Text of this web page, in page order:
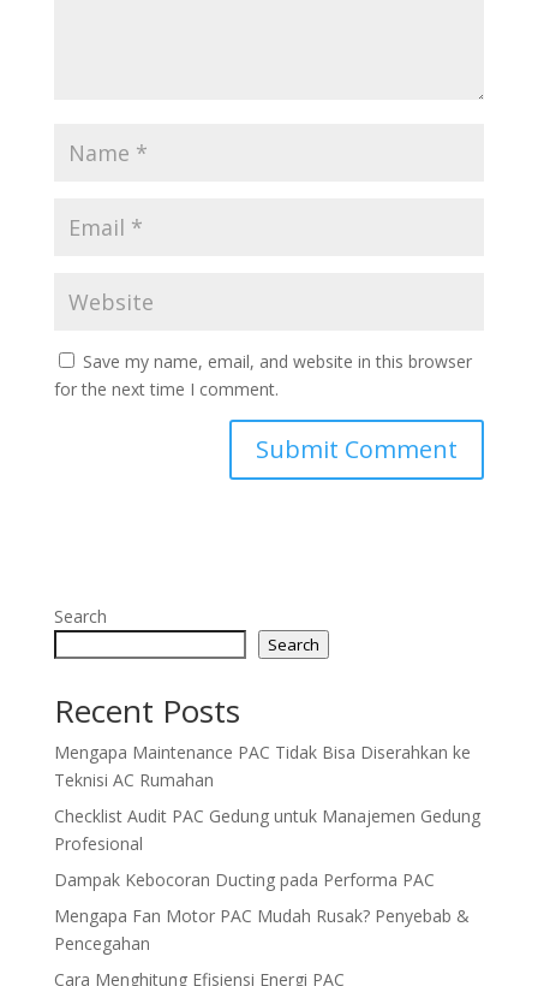
Save my name, email, and website in this browser
for the next time I comment.
Search
Search
Recent Posts
Mengapa Maintenance PAC Tidak Bisa Diserahkan ke
Teknisi AC Rumahan
Checklist Audit PAC Gedung untuk Manajemen Gedung
Profesional
Dampak Kebocoran Ducting pada Performa PAC
Mengapa Fan Motor PAC Mudah Rusak? Penyebab &
Pencegahan
Cara Menghitung Efisiensi Energi PAC